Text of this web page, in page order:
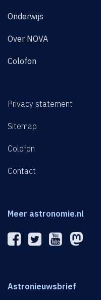
Onderwijs
Over NOVA
Colofon
Privacy statement
Sitemap
Colofon
Contact
Meer astronomie.nl
Astronieuwsbrief